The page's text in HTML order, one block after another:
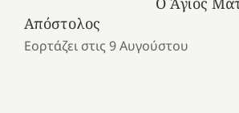
Απόστολος
Εορτάζει στις 9 Αυγούστου
ένα
καλοκαίρι
Νοσοκομείο
“Ερυθρός
το
Ελληνικό